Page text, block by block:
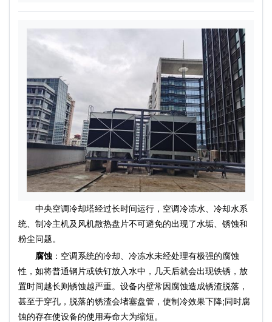
中央空调冷却塔经过长时间运行，空调冷冻水、冷却水系
统、制冷主机及风机散热盘片不可避免的出现了水垢、锈蚀和
粉尘问题。
腐蚀 ：空调系统的冷却、冷冻水未经处理有极强的腐蚀
性，如将普通钢片或铁钉放入水中，几天后就会出现铁锈，放
置时间越长则锈蚀越严重。设备内壁常因腐蚀造成锈渣脱落，
甚至于穿孔，脱落的锈渣会堵塞盘管，使制冷效果下降;同时腐
蚀的存在使设备的使用寿命大为缩短。